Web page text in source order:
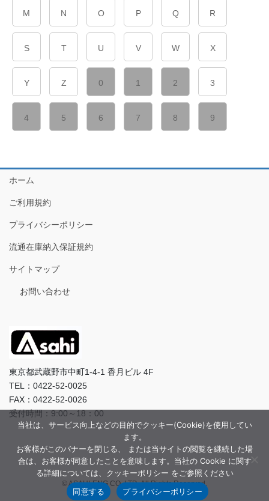
M N O P Q R
S T U V W X
Y Z 0 1 2 3
4 5 6 7 8 9
ホーム
ご利用規約
プライバシーポリシー
流通在庫納入保証規約
サイトマップ
お問い合わせ
東京都武蔵野市中町1-4-1 香月ビル 4F
TEL：0422-52-0025
FAX：0422-52-0026
受付時間：9:00～18：00
© ASAHI-ENG CO.,LTD. All Rights Reserved.
当社は、サービス向上などの目的でクッキー(Cookie)を使用してい
ます。
お客様がこのバナーを閉じる、 または当サイトの閲覧を継続した場
合は、お客様が同意したことを意味します。当社の Cookie に関す
る詳細については、クッキーポリシー をご参照ください
同意する
プライバシーポリシー